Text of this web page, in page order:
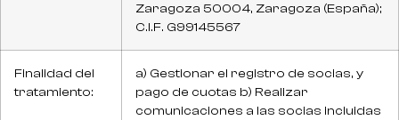
Zaragoza 50004, Zaragoza (España);
C.I.F. G99145567
Finalidad del
tratamiento:
a) Gestionar el registro de socias, y
pago de cuotas b) Realizar
comunicaciones a las socias incluidas